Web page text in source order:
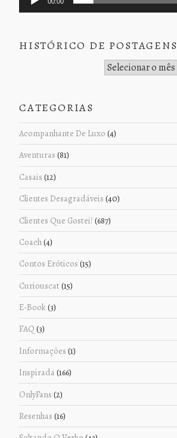
00:00
HISTÓRICO DE POSTAGENS
CATEGORIAS
Acompanhante De Luxo (4)
Aventuras (81)
Casais (12)
Clientes Desagradáveis (40)
Clientes Que Gostei! (687)
Coach(4)
Contos Eróticos (15)
Curiouscat (15)
E-Book(3)
FAQ (3)
Informações (1)
Inspirada (166)
OnlyFans (2)
Resenhas (16)